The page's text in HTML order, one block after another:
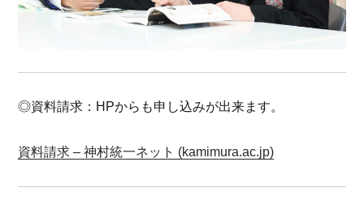
◎資料請求：HPからも申し込みが出来ます。
資料請求 – 神村統一ネット (kamimura.ac.jp)